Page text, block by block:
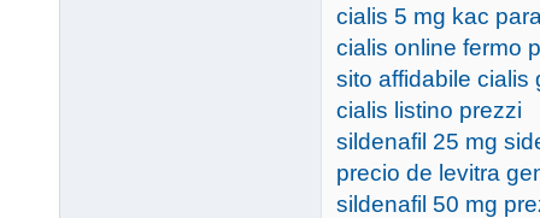
cialis 5 mg kac
cialis online fermo
sito affidabile cialis
cialis listino prezzi
sildenafil 25 mg
precio de levitra
sildenafil 50 mg